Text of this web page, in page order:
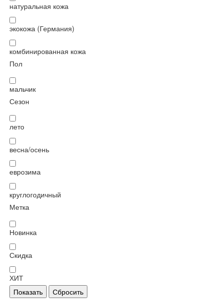
натуральная кожа
экокожа (Германия)
комбинированная кожа
Пол
мальчик
Сезон
лето
весна/осень
еврозима
круглогодичный
Метка
Новинка
Скидка
ХИТ
Показать
Сбросить